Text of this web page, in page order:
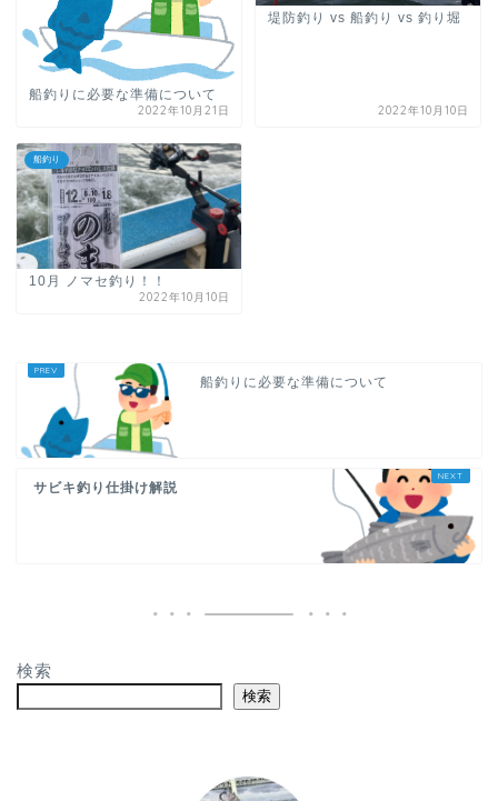
船釣りに必要な準備について
2022年10月21日
堤防釣り vs 船釣り vs 釣り堀
2022年10月10日
船釣り
10月 ノマセ釣り！！
2022年10月10日
船釣りに必要な準備について
サビキ釣り仕掛け解説
検索
検索